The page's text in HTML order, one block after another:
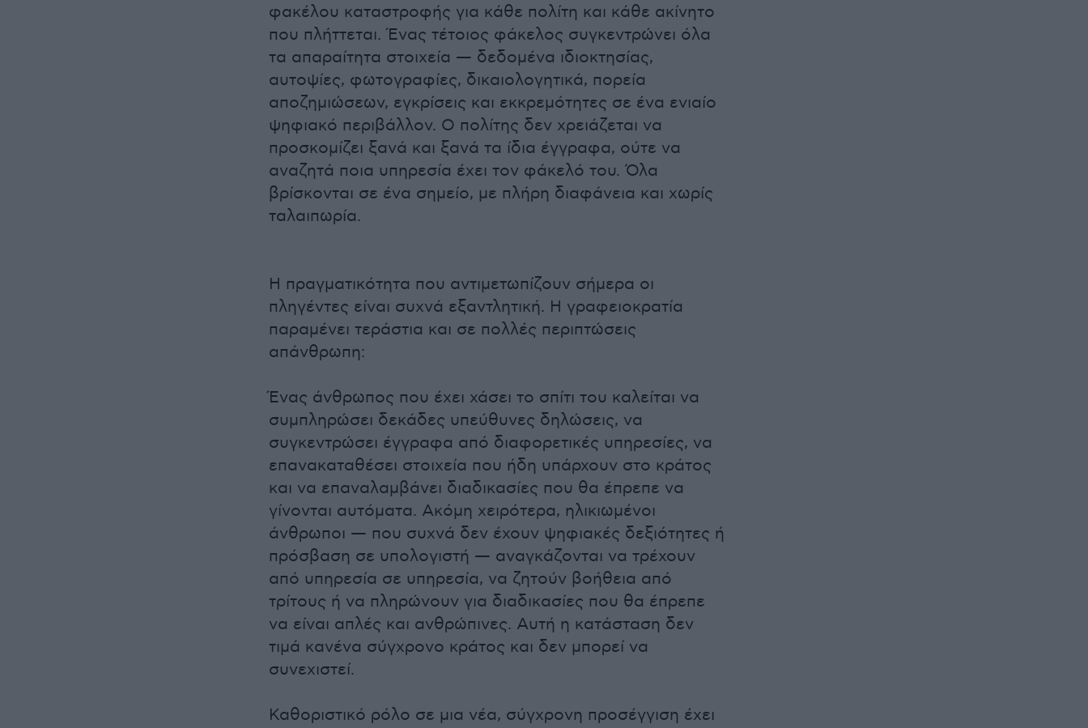
φακέλου καταστροφής για κάθε πολίτη και κάθε ακίνητο
που πλήττεται. Ένας τέτοιος φάκελος συγκεντρώνει όλα
τα απαραίτητα στοιχεία — δεδομένα ιδιοκτησίας,
αυτοψίες, φωτογραφίες, δικαιολογητικά, πορεία
αποζημιώσεων, εγκρίσεις και εκκρεμότητες σε ένα ενιαίο
ψηφιακό περιβάλλον. Ο πολίτης δεν χρειάζεται να
προσκομίζει ξανά και ξανά τα ίδια έγγραφα, ούτε να
αναζητά ποια υπηρεσία έχει τον φάκελό του. Όλα
βρίσκονται σε ένα σημείο, με πλήρη διαφάνεια και χωρίς
ταλαιπωρία.
Η πραγματικότητα που αντιμετωπίζουν σήμερα οι
πληγέντες είναι συχνά εξαντλητική. Η γραφειοκρατία
παραμένει τεράστια και σε πολλές περιπτώσεις
απάνθρωπη:
Ένας άνθρωπος που έχει χάσει το σπίτι του καλείται να
συμπληρώσει δεκάδες υπεύθυνες δηλώσεις, να
συγκεντρώσει έγγραφα από διαφορετικές υπηρεσίες, να
επανακαταθέσει στοιχεία που ήδη υπάρχουν στο κράτος
και να επαναλαμβάνει διαδικασίες που θα έπρεπε να
γίνονται αυτόματα. Ακόμη χειρότερα, ηλικιωμένοι
άνθρωποι — που συχνά δεν έχουν ψηφιακές δεξιότητες ή
πρόσβαση σε υπολογιστή — αναγκάζονται να τρέχουν
από υπηρεσία σε υπηρεσία, να ζητούν βοήθεια από
τρίτους ή να πληρώνουν για διαδικασίες που θα έπρεπε
να είναι απλές και ανθρώπινες. Αυτή η κατάσταση δεν
τιμά κανένα σύγχρονο κράτος και δεν μπορεί να
συνεχιστεί.
Καθοριστικό ρόλο σε μια νέα, σύγχρονη προσέγγιση έχει